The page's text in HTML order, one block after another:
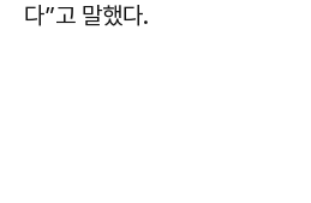
다”고 말했다.